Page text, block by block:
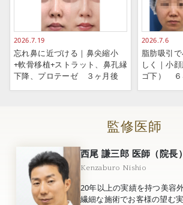
2026.7.19
忘れ鼻に近づける｜鼻尖縮小
+軟骨移植+ストラット、鼻孔縁
下降、プロテーゼ ３ヶ月後
2026.7.6
脂肪吸引
しく｜小
ゴ下） ６
監修医師
西尾 謙三郎 医師（院長）
Kenzaburo Nishio
20年以上の実績を持つ美容
繊細な施術でお客様の望む実